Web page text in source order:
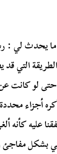
يحدث لي :
الطريقة
حتى لو كانت
أجزاء
عليه كأنه
بشكل